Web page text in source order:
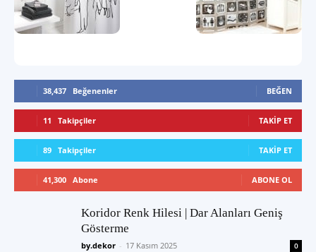
38,437 Beğenenler BEĞEN
11 Takipçiler TAKIP ET
89 Takipçiler TAKIP ET
41,300 Abone ABONE OL
Koridor Renk Hilesi | Dar Alanları Geniş
Gösterme
by.dekor - 17 Kasım 2025 0